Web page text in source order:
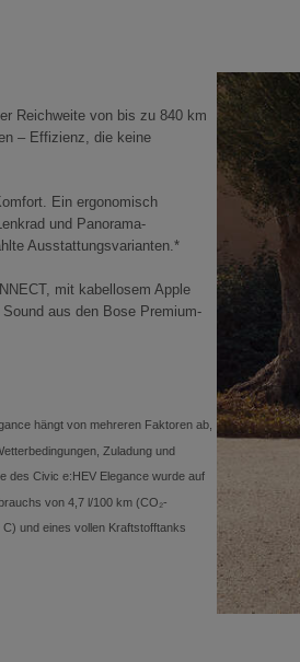
Reichweite von bis zu 840 km
– Effizienz, die keine
Ein ergonomisch
und Panorama-
Ausstattungsvarianten.*
mit kabellosem Apple
aus den Bose Premium-
hängt von mehreren Faktoren ab,
Zuladung und
des Civic e:HEV Elegance wurde auf
von 4,7 l/100 km (CO₂-
und eines vollen Kraftstofftanks